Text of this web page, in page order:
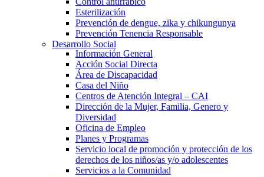
Esterilización
Prevención de dengue, zika y chikungunya
Prevención Tenencia Responsable
Desarrollo Social
Información General
Acción Social Directa
Área de Discapacidad
Casa del Niño
Centros de Atención Integral – CAI
Dirección de la Mujer, Familia, Genero y
Diversidad
Oficina de Empleo
Planes y Programas
Servicio local de promoción y protección de los
derechos de los niños/as y/o adolescentes
Servicios a la Comunidad